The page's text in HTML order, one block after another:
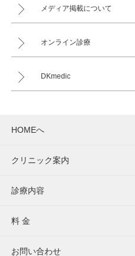
メディア掲載について
オンライン診療
DKmedic
HOMEへ
クリニック案内
診療内容
料 金
お問い合わせ